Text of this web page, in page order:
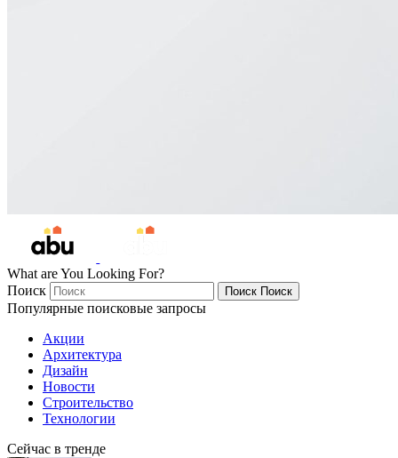
What are You Looking For?
Поиск
Поиск Поиск
Популярные поисковые запросы
Акции
Архитектура
Дизайн
Новости
Строительство
Технологии
Сейчас в тренде